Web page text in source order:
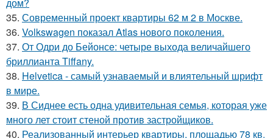
35. Современный проект квартиры 62 м 2 в Москве.
36. Volkswagen показал Atlas нового поколения.
37. От Одри до Бейонсе: четыре выхода величайшего
бриллианта Tiffany.
38. Helvetica - самый узнаваемый и влиятельный шрифт
в мире.
39. В Сиднее есть одна удивительная семья, которая уже
много лет стоит стеной против застройщиков.
40. Реализованный интерьер квартиры, площадью 78 кв.